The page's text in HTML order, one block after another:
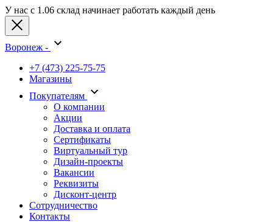
У нас с 1.06 склад начинает работать каждый день
Воронеж -
+7 (473) 225-75-75
Магазины
Покупателям
О компании
Акции
Доставка и оплата
Сертификаты
Виртуальный тур
Дизайн-проекты
Вакансии
Реквизиты
Дисконт-центр
Сотрудничество
Контакты